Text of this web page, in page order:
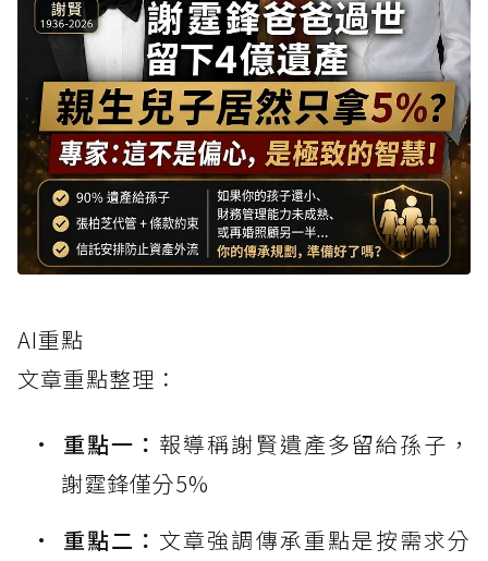
AI重點
文章重點整理：
重點一： 報導稱謝賢遺產多留給孫子，
謝霆鋒僅分5%
重點二： 文章強調傳承重點是按需求分